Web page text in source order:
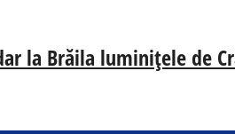
la Brăila luminițele de